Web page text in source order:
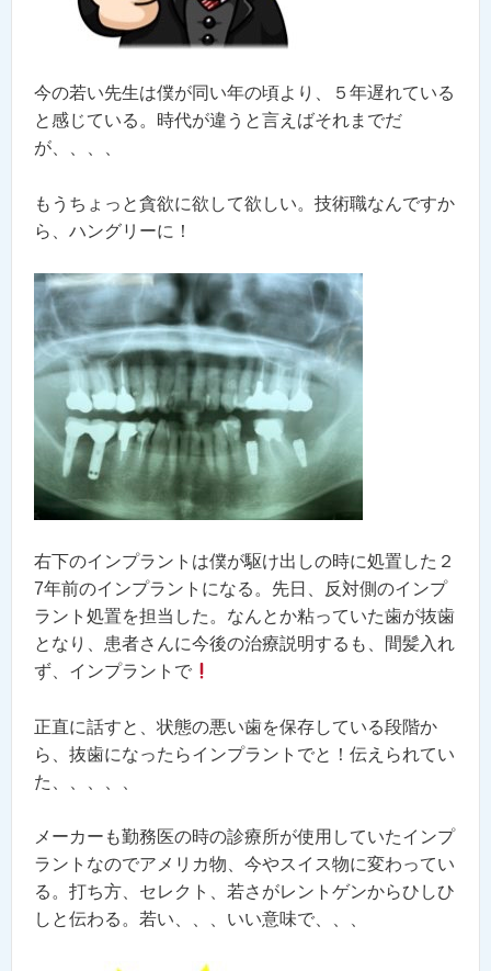
今の若い先生は僕が同い年の頃より、５年遅れている
と感じている。時代が違うと言えばそれまでだ
が、、、、
もうちょっと貪欲に欲して欲しい。技術職なんですか
ら、ハングリーに！
右下のインプラントは僕が駆け出しの時に処置した２
7年前のインプラントになる。先日、反対側のインプ
ラント処置を担当した。なんとか粘っていた歯が抜歯
となり、患者さんに今後の治療説明するも、間髪入れ
ず、インプラントで
正直に話すと、状態の悪い歯を保存している段階か
ら、抜歯になったらインプラントでと！伝えられてい
た、、、、、
メーカーも勤務医の時の診療所が使用していたインプ
ラントなのでアメリカ物、今やスイス物に変わってい
る。打ち方、セレクト、若さがレントゲンからひしひ
しと伝わる。若い、、、いい意味で、、、